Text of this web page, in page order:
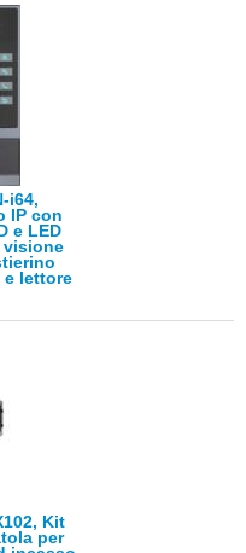
i64,
IP con
e LED
visione
lettore
Kit
per